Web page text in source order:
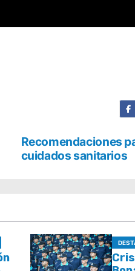
Recomendaciones
cuidados sanitarios